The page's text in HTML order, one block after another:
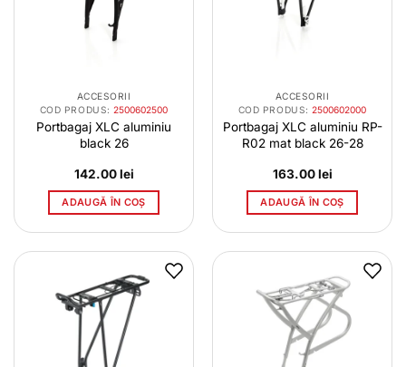
ACCESORII
COD PRODUS:2500602500
Portbagaj XLC aluminiu
black 26
142.00lei
ADAUGĂ ÎN COȘ
ACCESORII
COD PRODUS:2500602000
Portbagaj XLC aluminiu RP-
R02 mat black 26-28
163.00lei
ADAUGĂ ÎN COȘ